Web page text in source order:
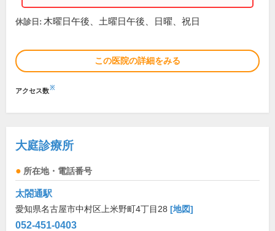
休診日: 木曜日午後、土曜日午後、日曜、祝日
この医院の詳細をみる
アクセス数※
大庭診療所
所在地・電話番号
太閤通駅
愛知県名古屋市中村区上米野町4丁目28 [地図]
052-451-0403